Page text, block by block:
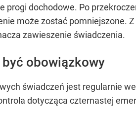
progi dochodowe. Po
może zostać pomniejszone.
zawieszenie świadczenia.
obowiązkowy
świadczeń jest regularnie
dotycząca czternastej